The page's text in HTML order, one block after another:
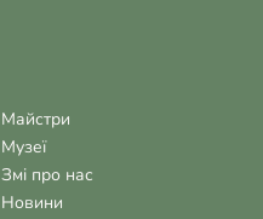
Майстри
Музеї
Змі про нас
Новини